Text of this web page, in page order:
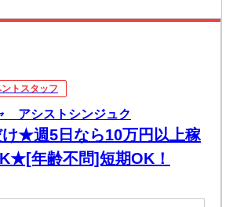
ントスタッフ
アシストシンジュク
★週5日なら10万円以上稼
年齢不問]短期OK！